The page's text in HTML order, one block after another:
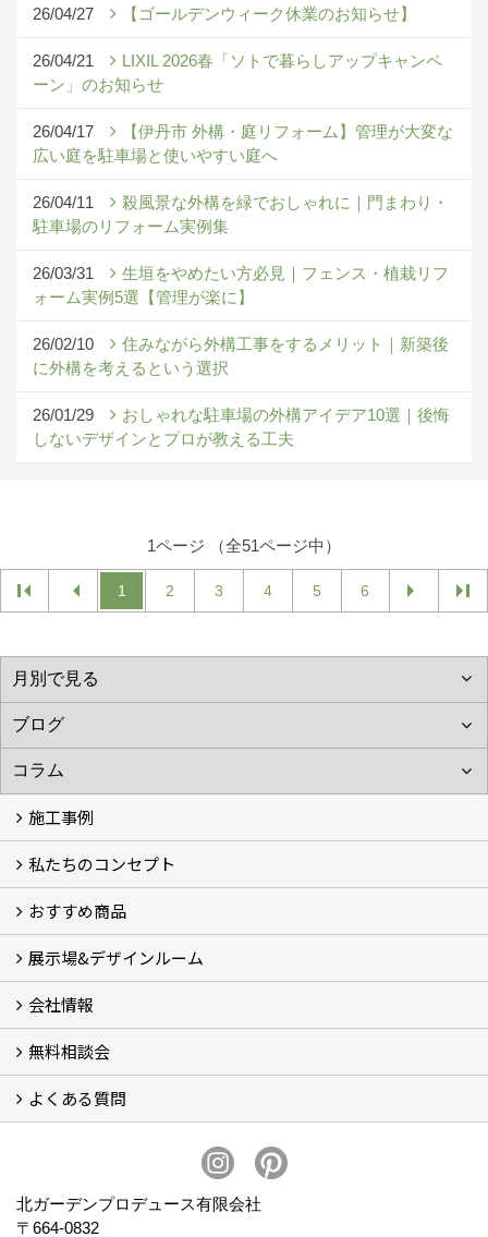
26/04/27 【ゴールデンウィーク休業のお知らせ】
26/04/21
LIXIL 2026春「ソトで暮らしアップキャンペ
ーン」のお知らせ
26/04/17
【伊丹市 外構・庭リフォーム】管理が大変な
広い庭を駐車場と使いやすい庭へ
26/04/11
殺風景な外構を緑でおしゃれに｜門まわり・
駐車場のリフォーム実例集
26/03/31
生垣をやめたい方必見｜フェンス・植栽リフ
ォーム実例5選【管理が楽に】
26/02/10
住みながら外構工事をするメリット｜新築後
に外構を考えるという選択
26/01/29
おしゃれな駐車場の外構アイデア10選｜後悔
しないデザインとプロが教える工夫
1ページ （全51ページ中）
1 2 3 4 5 6
施工事例
施工事例
お客様の声 (46)
私たちのコンセプト
コンセプト
完成までの流れ
お庭のメンテナンスについて
おすすめ商品
オリジナル帆布のサイクルポート
NEW スマートサイクルポート
おしゃれな物置 (8)
門扉 (6)
ウッドフェンス (16)
アイアンの商品 (6)
ガーデニング雑貨 (3)
ガーデン書&ガーデンアート
こだわりのオリジナル商品 一覧
おすすめの植物 (29)
箱庭ガーデン
ポット苗
展示場&デザインルーム
展示場&デザインルーム
会社情報
会社概要
スタッフ紹介 (11)
ブログ
コラム
アクセス
求人募集
無料相談会
無料相談会
よくある質問
アフターサービス・アフターメンテナンスについて (3)
北ガーデンプロデュース有限会社
〒664-0832